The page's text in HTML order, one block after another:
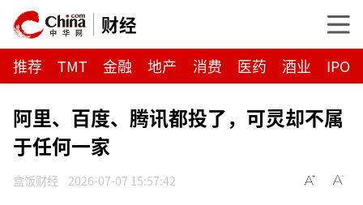
财经
推荐 TMT 金融 地产 消费 医药 酒业 IPO
阿里、百度、腾讯都投了，可灵却不属
于任何一家
盒饭财经 2026-07-07 15:57:42